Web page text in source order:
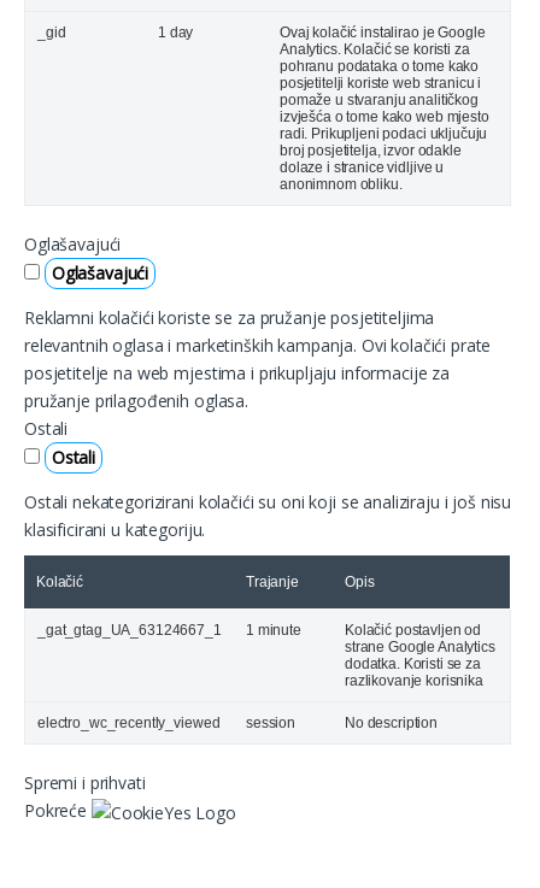
_gid 1 day
Ovaj kolačić instalirao je Google
Analytics. Kolačić se koristi za
pohranu podataka o tome kako
posjetitelji koriste web stranicu i
pomaže u stvaranju analitičkog
izvješća o tome kako web mjesto
radi. Prikupljeni podaci uključuju
broj posjetitelja, izvor odakle
dolaze i stranice vidljive u
anonimnom obliku.
Oglašavajući
Oglašavajući
Reklamni kolačići koriste se za pružanje posjetiteljima
relevantnih oglasa i marketinških kampanja. Ovi kolačići prate
posjetitelje na web mjestima i prikupljaju informacije za
pružanje prilagođenih oglasa.
Ostali
Ostali
Ostali nekategorizirani kolačići su oni koji se analiziraju i još nisu
klasificirani u kategoriju.
Kolačić Trajanje Opis
_gat_gtag_UA_63124667_1 1 minute
Kolačić postavljen od
strane Google Analytics
dodatka. Koristi se za
razlikovanje korisnika
electro_wc_recently_viewed session No description
Spremi i prihvati
Pokreće